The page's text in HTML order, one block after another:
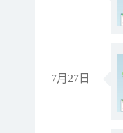
7月27日